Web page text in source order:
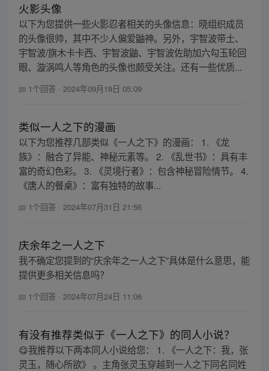
火影头像
以下为您提供一些火影忍者相关的头像信息：晓组织成员
的头像很帅，其中不少人偏爱鼬神。另外，宇智波带土、
宇智波/旗木卡卡西、宇智波鼬、宇智波佐助加六勾玉轮回
眼、漩涡鸣人等角色的头像也颇受关注。还有一些优质...
1个回答 · 2024年09月19日 05:09
类似一人之下的漫画
以下为您推荐几部类似《一人之下》的漫画： 1. 《龙
族》：融合了异能、神秘元素等。 2. 《乱世书》：具有丰
富的奇幻色彩。 3. 《灵境行者》：包含神秘冒险情节。 4.
《唐人的餐桌》：富有独特的故事...
1个回答 · 2024年07月31日 21:56
庆余年之一人之下
我不确定您提到的“庆余年之一人之下”具体是什么意思，能
提供更多相关信息吗？
1个回答 · 2024年07月24日 11:06
有没有推荐类似于《一人之下》的同人小说？
😋我推荐以下两本同人小说给您： 1. 《一人之下：我，张
灵玉，随心所欲》 。主角张灵玉穿越到一人之下同名同姓